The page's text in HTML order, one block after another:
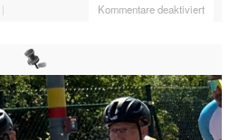
| Kommentare deaktiviert